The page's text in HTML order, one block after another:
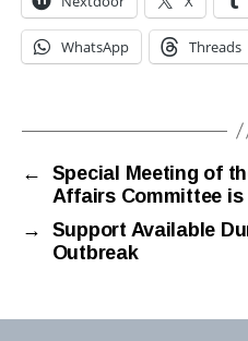
WhatsApp Threads
←
Special Meeting of
Affairs Committee is
→
Support Available
Outbreak